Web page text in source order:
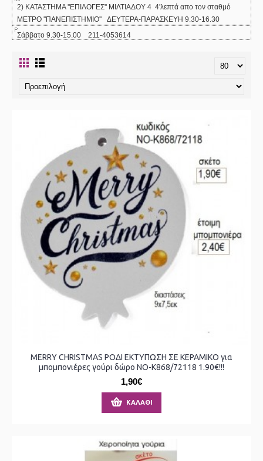
2) ΚΑΤΑΣΤΗΜΑ ''ΕΠΙΛΟΓΕΣ'' ΜΙΛΤΙΑΔΟΥ 4 4'λεπτά απο τον σταθμό
ΜΕΤΡΟ ''ΠΑΝΕΠΙΣΤΗΜΙΟ'' ΔΕΥΤΕΡΑ-ΠΑΡΑΣΚΕΥΗ 9.30-16.30
Σάββατο 9.30-15.00 211-4053614
MERRY CHRISTMAS ΡΟΔΙ ΕΚΤΥΠΩΣΗ ΣΕ ΚΕΡΑΜΙΚΟ για
μπομπονιέρες γούρι δώρο ΝΟ-Κ868/72118 1.90€!!!
1,90€
ΚΑΛΆΘΙ